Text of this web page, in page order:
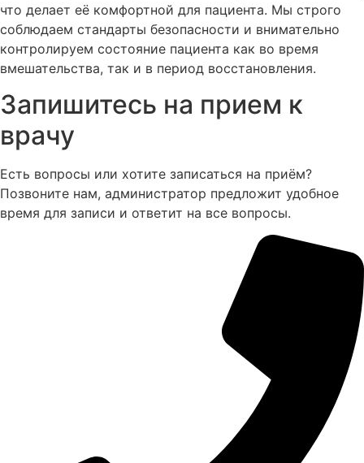
что делает её комфортной для пациента. Мы строго
соблюдаем стандарты безопасности и внимательно
контролируем состояние пациента как во время
вмешательства, так и в период восстановления.
Запишитесь на прием к
врачу
Есть вопросы или хотите записаться на приём?
Позвоните нам, администратор предложит удобное
время для записи и ответит на все вопросы.